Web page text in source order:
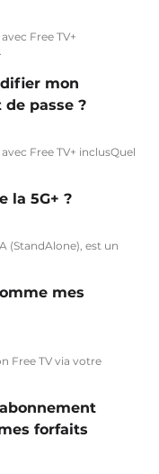
Free TV+
mon
passe ?
Free TV+ inclusQuel
la 5G+ ?
(StandAlone), est un
mes
Free TV via votre
forfaits